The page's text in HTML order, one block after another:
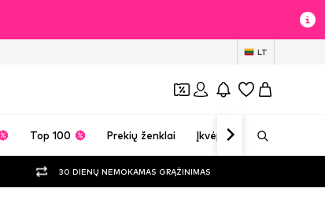
LT
Top 100 Prekių ženklai Įkvėpimas
30 DIENŲ NEMOKAMAS GRĄŽINIMAS